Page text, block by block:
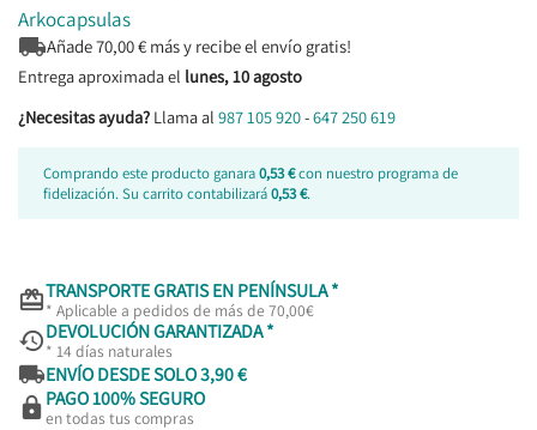
Arkocapsulas
Añade70,00€ más y recibe el envío gratis!
Entrega aproximada el lunes, 10 agosto
¿Necesitas ayuda? Llama al 987 105 920-647 250 619
Comprando este producto ganara0,53 €con nuestro programa de
fidelización. Su carrito contabilizará0,53 €.
TRANSPORTE GRATIS EN PENÍNSULA *
* Aplicable a pedidos de más de 70,00€
DEVOLUCIÓN GARANTIZADA *
* 14 días naturales
ENVÍO DESDE SOLO 3,90 €
 PAGO 100% SEGURO
en todas tus compras